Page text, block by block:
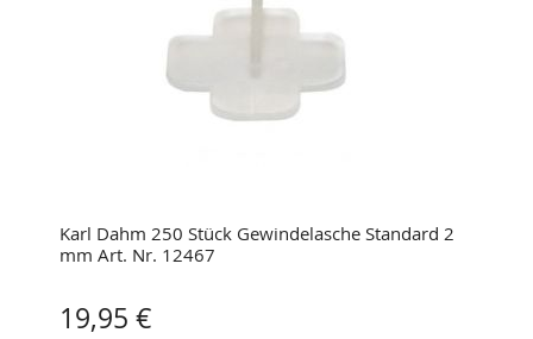
Karl Dahm 250 Stück Gewindelasche Standard 2
mm Art. Nr. 12467
19,95 €